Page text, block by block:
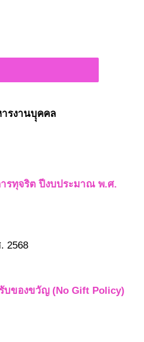
ารงานบุุคคล
รทุจริต ปีงบประมาณ พ.ศ.
2568
บของขวัญ (No Gift Policy)